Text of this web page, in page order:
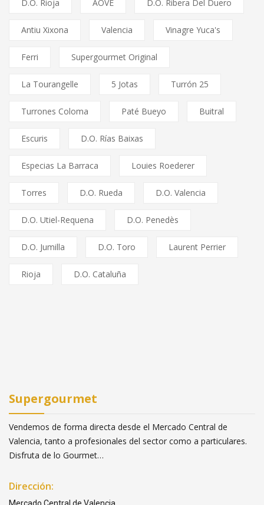
D.O. Rioja AOVE D.O. Ribera Del Duero
Antiu Xixona Valencia Vinagre Yuca's
Ferri Supergourmet Original
La Tourangelle 5 Jotas Turrón 25
Turrones Coloma Paté Bueyo Buitral
Escuris D.O. Rías Baixas
Especias La Barraca Louies Roederer
Torres D.O. Rueda D.O. Valencia
D.O. Utiel-Requena D.O. Penedès
D.O. Jumilla D.O. Toro Laurent Perrier
Rioja D.O. Cataluña
Supergourmet
Vendemos de forma directa desde el Mercado Central de
Valencia, tanto a profesionales del sector como a particulares.
Disfruta de lo Gourmet…
Dirección: